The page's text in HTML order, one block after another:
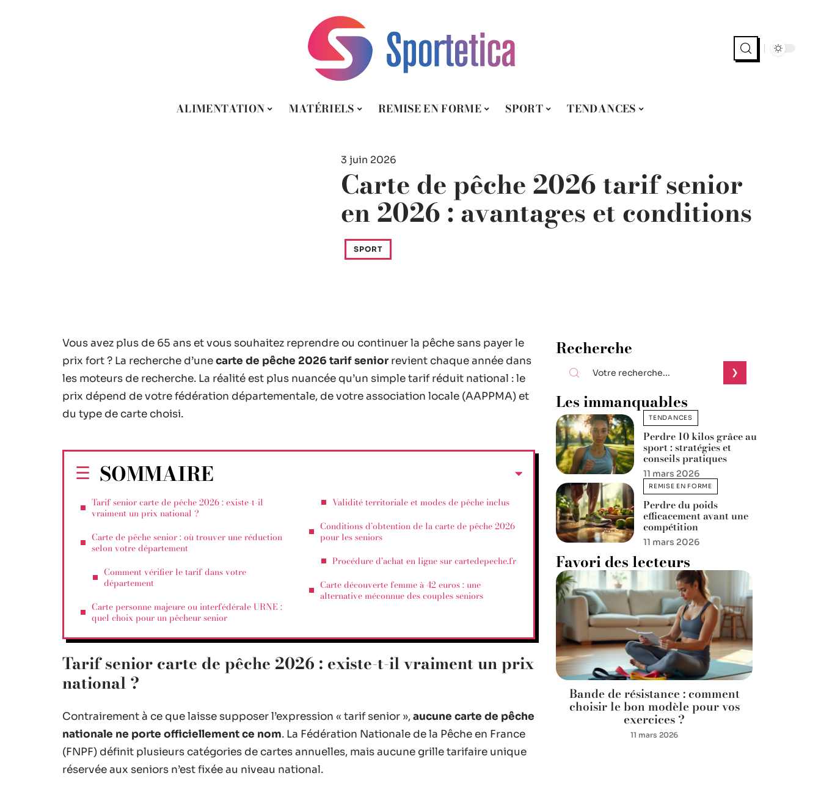
ALIMENTATION MATÉRIELS REMISE EN FORME SPORT TENDANCES
3 juin 2026
Carte de pêche 2026 tarif senior
en 2026 : avantages et conditions
SPORT
Vous avez plus de 65 ans et vous souhaitez reprendre ou continuer la pêche sans payer le
prix fort ? La recherche d’unecarte de pêche 2026 tarif senior revient chaque année dans
les moteurs de recherche. La réalité est plus nuancée qu’un simple tarif réduit national : le
prix dépend de votre fédération départementale, de votre association locale (AAPPMA) et
du type de carte choisi.
SOMMAIRE
Tarif senior carte de pêche 2026 : existe-t-il
vraiment un prix national ?
Carte de pêche senior : où trouver une réduction
selon votre département
Comment vérifier le tarif dans votre
département
Carte personne majeure ou interfédérale URNE :
quel choix pour un pêcheur senior
Validité territoriale et modes de pêche inclus
Conditions d’obtention de la carte de pêche 2026
pour les seniors
Procédure d’achat en ligne sur cartedepeche.fr
Carte découverte femme à 42 euros : une
alternative méconnue des couples seniors
Tarif senior carte de pêche 2026 : existe-t-il vraiment un prix
national ?
Contrairement à ce que laisse supposer l’expression « tarif senior »,aucune carte de pêche
nationale ne porte officiellement ce nom. La Fédération Nationale de la Pêche en France
(FNPF) définit plusieurs catégories de cartes annuelles, mais aucune grille tarifaire unique
réservée aux seniors n’est fixée au niveau national.
Recherche
Les immanquables
TENDANCES
Perdre 10 kilos grâce au
sport : stratégies et
conseils pratiques
11 mars 2026
REMISE EN FORME
Perdre du poids
efficacement avant une
compétition
11 mars 2026
Favori des lecteurs
Bande de résistance : comment
choisir le bon modèle pour vos
exercices ?
11 mars 2026